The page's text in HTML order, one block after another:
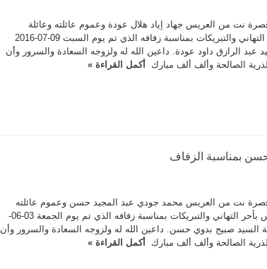
نت من العريس جهاد إياد هلال عودة وعموم عائلته وعائلة
العروس بأحر التهاني والتبريكات بمناسبة زفافه الذي تم يوم السبت 09-07-2016
عبد الرازق داود عودة. داعين الله له ولزوجه السعادة والسرور وأن
الصالحة وألف ألف مبارك أكمل القراءة »
بمناسبة الزفاف
نت من العريس محمد جودي عبد المجيد حسن وعموم عائلته
وعائلة العروس بأحر التهاني والتبريكات بمناسبة زفافه الذي تم يوم الجمعة 03-06-
ابنة السيد صبيح بدوي حسن. داعين الله له ولزوجه السعادة والسرور وأن
الصالحة وألف ألف مبارك أكمل القراءة »